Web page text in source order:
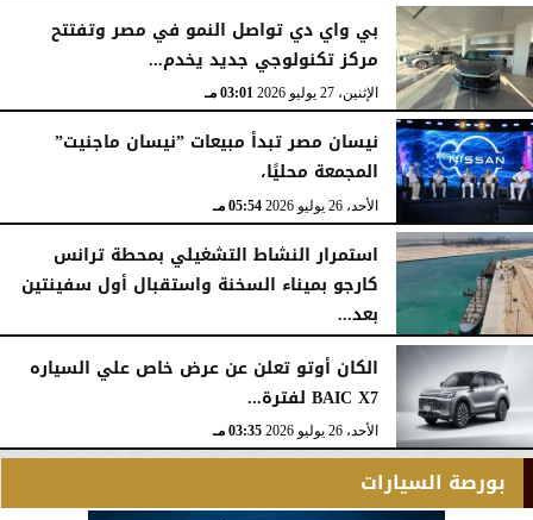
الثلاثاء، 28 يوليو 2026 12:28 مـ
بي واي دي تواصل النمو في مصر وتفتتح
مركز تكنولوجي جديد يخدم...
الإثنين، 27 يوليو 2026 03:01 مـ
نيسان مصر تبدأ مبيعات ”نيسان ماجنيت”
المجمعة محليًا،
الأحد، 26 يوليو 2026 05:54 مـ
استمرار النشاط التشغيلي بمحطة ترانس
كارجو بميناء السخنة واستقبال أول سفينتين
بعد...
الأحد، 26 يوليو 2026 05:52 مـ
الكان أوتو تعلن عن عرض خاص علي السياره
BAIC X7 لفترة...
الأحد، 26 يوليو 2026 03:35 مـ
بورصة السيارات